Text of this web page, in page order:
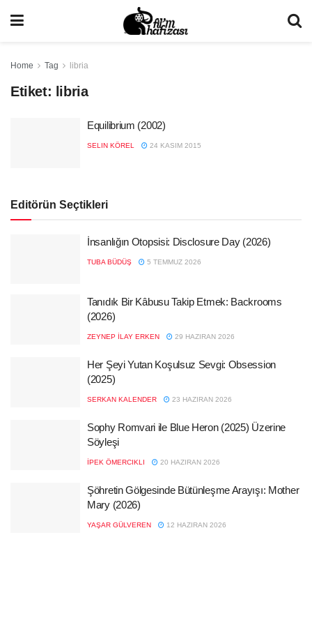
Home Tag libria
Etiket: libria
Equilibrium (2002)
SELIN KÖREL 24 KASIM 2015
Editörün Seçtikleri
İnsanlığın Otopsisi: Disclosure Day (2026)
TUBA BÜDÜŞ 5 TEMMUZ 2026
Tanıdık Bir Kâbusu Takip Etmek: Backrooms
(2026)
ZEYNEP İLAY ERKEN 29 HAZIRAN 2026
Her Şeyi Yutan Koşulsuz Sevgi: Obsession
(2025)
SERKAN KALENDER 23 HAZIRAN 2026
Sophy Romvari ile Blue Heron (2025) Üzerine
Söyleşi
İPEK ÖMERCIKLI 20 HAZIRAN 2026
Şöhretin Gölgesinde Bütünleşme Arayışı: Mother
Mary (2026)
YAŞAR GÜLVEREN 12 HAZIRAN 2026